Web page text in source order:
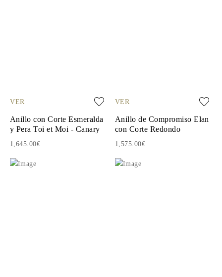
VER
Anillo con Corte Esmeralda
y Pera Toi et Moi - Canary
1,645.00€
VER
Anillo de Compromiso Elan
con Corte Redondo
1,575.00€